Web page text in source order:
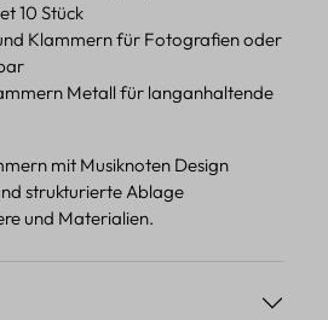
10 Stück
Klammern für Fotografien oder
Metall für langanhaltende
mit Musiknoten Design
strukturierte Ablage
und Materialien.